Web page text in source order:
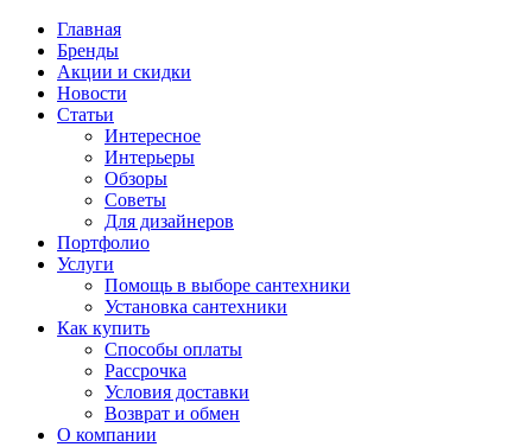
Главная
Бренды
Акции и скидки
Новости
Статьи
Интересное
Интерьеры
Обзоры
Советы
Для дизайнеров
Портфолио
Услуги
Помощь в выборе сантехники
Установка сантехники
Как купить
Способы оплаты
Рассрочка
Условия доставки
Возврат и обмен
О компании